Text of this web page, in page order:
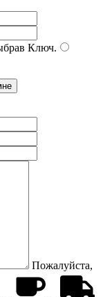
Ключ.
Пожалуйста,